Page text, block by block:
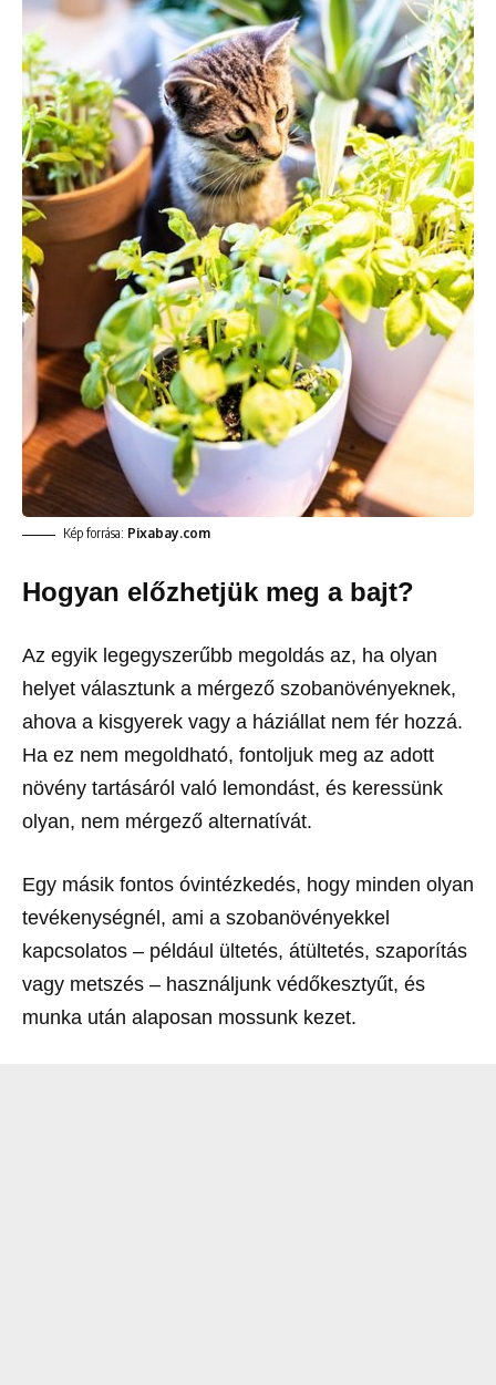
Kép forrása: Pixabay.com
Hogyan előzhetjük meg a bajt?
Az egyik legegyszerűbb megoldás az, ha olyan
helyet választunk a mérgező szobanövényeknek,
ahova a kisgyerek vagy a háziállat nem fér hozzá.
Ha ez nem megoldható, fontoljuk meg az adott
növény tartásáról való lemondást, és keressünk
olyan, nem mérgező alternatívát.
Egy másik fontos óvintézkedés, hogy minden olyan
tevékenységnél, ami a szobanövényekkel
kapcsolatos – például ültetés, átültetés, szaporítás
vagy metszés – használjunk védőkesztyűt, és
munka után alaposan mossunk kezet.